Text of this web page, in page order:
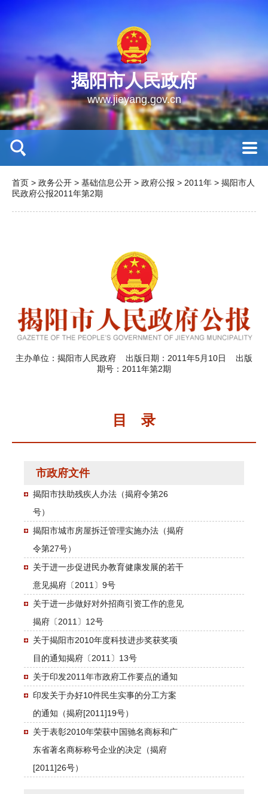
揭阳市人民政府
www.jieyang.gov.cn
首页 > 政务公开 > 基础信息公开 > 政府公报 > 2011年 > 揭阳市人
民政府公报2011年第2期
主办单位：揭阳市人民政府 出版日期：2011年5月10日 出版
期号：2011年第2期
目 录
市政府文件
揭阳市扶助残疾人办法（揭府令第26
号）
揭阳市城市房屋拆迁管理实施办法（揭府
令第27号）
关于进一步促进民办教育健康发展的若干
意见揭府〔2011〕9号
关于进一步做好对外招商引资工作的意见
揭府〔2011〕12号
关于揭阳市2010年度科技进步奖获奖项
目的通知揭府〔2011〕13号
关于印发2011年市政府工作要点的通知
印发关于办好10件民生实事的分工方案
的通知（揭府[2011]19号）
关于表彰2010年荣获中国驰名商标和广
东省著名商标称号企业的决定（揭府
[2011]26号）